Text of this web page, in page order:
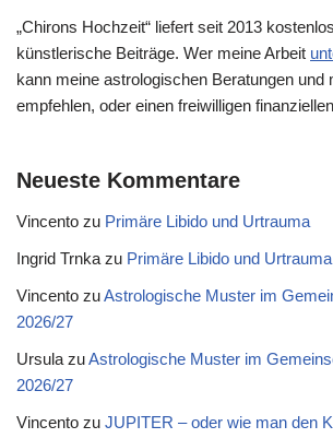
„Chirons Hochzeit“ liefert seit 2013
künstlerische Beiträge. Wer meine Arbeit
kann meine astrologischen Beratungen und
empfehlen, oder einen freiwilligen
Neueste Kommentare
Vincento zu Primäre Libido und Urtrauma
Ingrid Trnka zu Primäre Libido und Urtrauma
Vincento zuAstrologische Muster im
2026/27
Ursula zuAstrologische Muster im
2026/27
Vincento zu JUPITER – oder wie man den